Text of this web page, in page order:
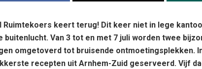
Ruimtekoers keert terug! Dit keer niet in lege
buitenlucht. Van 3 tot en met 7 juli worden twee
omgetoverd tot bruisende ontmoetingsplekken.
recepten uit Arnhem-Zuid geserveerd. Vijf